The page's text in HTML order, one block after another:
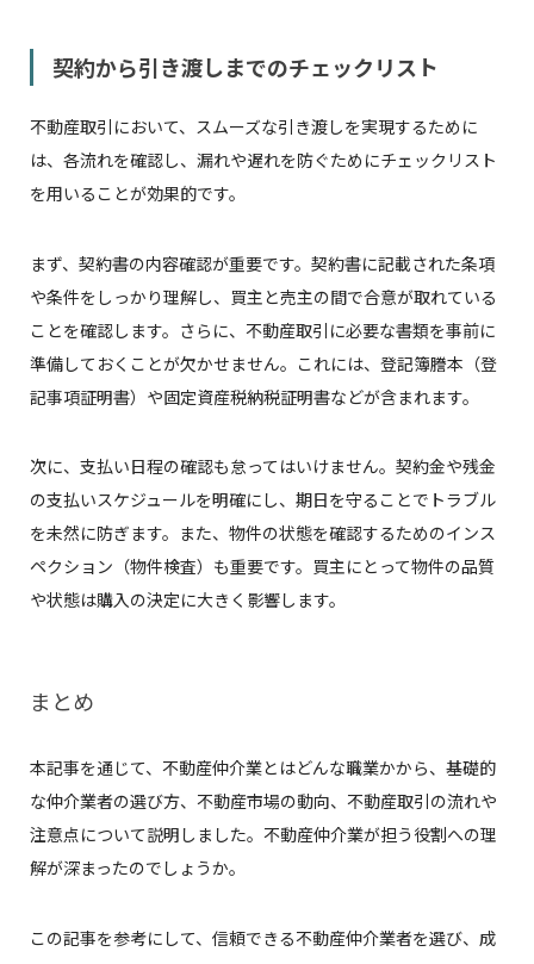
契約から引き渡しまでのチェックリスト
不動産取引において、スムーズな引き渡しを実現するために
は、各流れを確認し、漏れや遅れを防ぐためにチェックリスト
を用いることが効果的です。
まず、契約書の内容確認が重要です。契約書に記載された条項
や条件をしっかり理解し、買主と売主の間で合意が取れている
ことを確認します。さらに、不動産取引に必要な書類を事前に
準備しておくことが欠かせません。これには、登記簿謄本（登
記事項証明書）や固定資産税納税証明書などが含まれます。
次に、支払い日程の確認も怠ってはいけません。契約金や残金
の支払いスケジュールを明確にし、期日を守ることでトラブル
を未然に防ぎます。また、物件の状態を確認するためのインス
ペクション（物件検査）も重要です。買主にとって物件の品質
や状態は購入の決定に大きく影響します。
まとめ
本記事を通じて、不動産仲介業とはどんな職業かから、基礎的
な仲介業者の選び方、不動産市場の動向、不動産取引の流れや
注意点について説明しました。不動産仲介業が担う役割への理
解が深まったのでしょうか。
この記事を参考にして、信頼できる不動産仲介業者を選び、成